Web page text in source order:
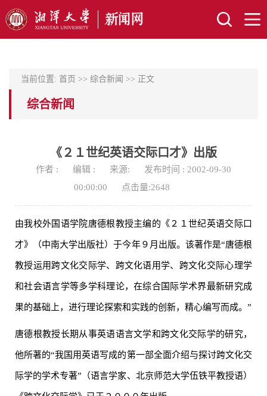
当前位置: 首页 >> 综合新闻 >> 正文
综合新闻
《２１世纪英语交际口才》出版
作者 : 编辑 : 来源:
发布时间 : 2002-09-30
00:00:00
点击量:2648
由我校外国语学院唐德根教授主编的《２１世纪英语交际口
才》（中南大学出版社）于今年９月出版。该著作是“唐德根
教授运用跨文化交际学、跨文化语用学、跨文化交际心理学
和社会语言学等多学科理论，在综合国际学术界最新研究成
果的基础上，进行理论探索和实践的创新，精心编写而成。”
唐德根教授长期从事英语语言文学和跨文化交际学的研究，
他所著的“我国用英语写成的第一部全面介绍与探讨跨文化交
际学的学术专著”（语言学家、北京师范大学伍铁平教授语）